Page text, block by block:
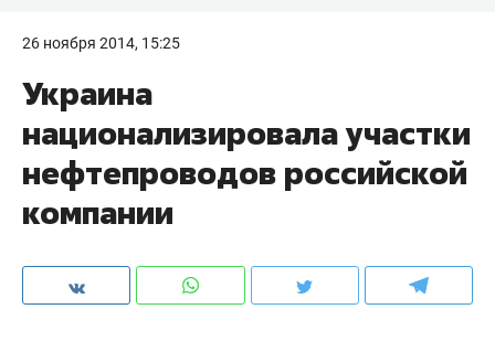
26 ноября 2014, 15:25
Украина
национализировала участки
нефтепроводов российской
компании